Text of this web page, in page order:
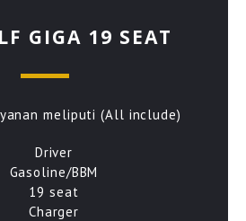
GIGA 19 SEAT
meliputi (All include)
Driver
Gasoline/BBM
19 seat
Charger